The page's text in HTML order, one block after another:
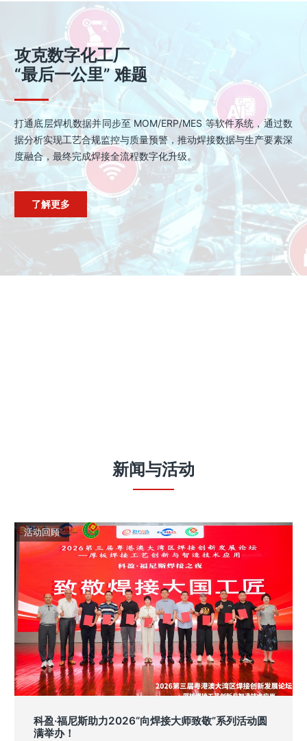
攻克数字化工厂
“最后一公里” 难题
打通底层焊机数据并同步至 MOM/ERP/MES 等软件系统，通过数
据分析实现工艺合规监控与质量预警，推动焊接数据与生产要素深
度融合，最终完成焊接全流程数字化升级。
了解更多
新闻与活动
活动回顾
科盈·福尼斯助力2026“向焊接大师致敬”系列活动圆
满举办！